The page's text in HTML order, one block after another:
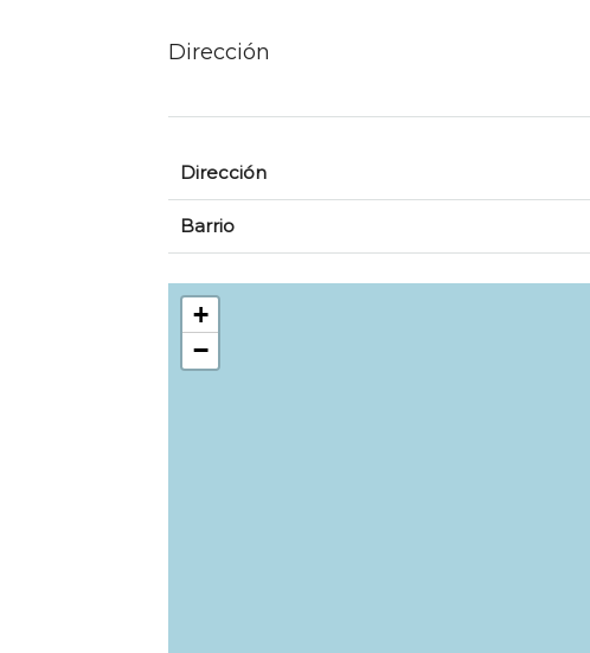
Dirección
Dirección
Barrio
+
−